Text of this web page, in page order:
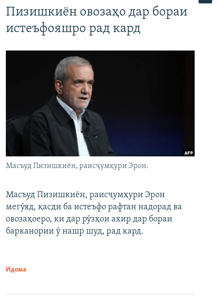
Пизишкиён овозаҳо дар бораи
истеъфояшро рад кард
Масъуд Пизишкиён, раисҷумҳури Эрон.
Масъуд Пизишкиён, раисҷумҳури Эрон
мегӯяд, қасди ба истеъфо рафтан надорад ва
овозаҳоеро, ки дар рӯзҳои ахир дар бораи
барканории ӯ нашр шуд, рад кард.
Идома